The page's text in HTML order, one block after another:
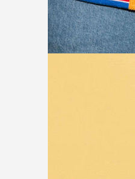
MAISON de
後、メールボック